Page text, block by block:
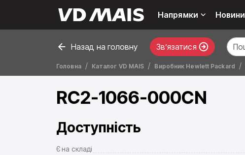
Напрямки Новини
Назад на головну Звʼязатися
Головна Каталог VD MAIS Виробник Hewlett Packard
RC2-1066-000CN
Доступність
Є на складі